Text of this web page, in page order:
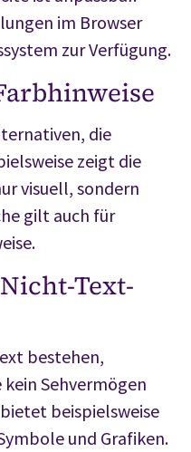
im Browser
zur Verfügung.
die
zeigt die
visuell, sondern
gilt auch für
Text-
bestehen,
Sehvermögen
beispielsweise
und Grafiken.